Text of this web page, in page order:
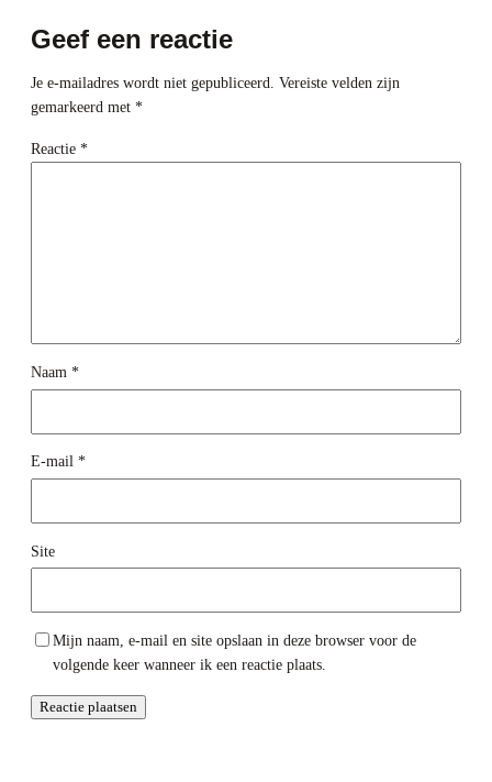
Geef een reactie
Je e-mailadres wordt niet gepubliceerd. Vereiste velden zijn
gemarkeerd met *
Reactie *
Naam *
E-mail *
Site
Mijn naam, e-mail en site opslaan in deze browser voor de
volgende keer wanneer ik een reactie plaats.